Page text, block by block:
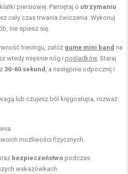
piersiowej. Pamiętaj o utrzymaniu
cały czas trwania ćwiczenia. Wykonuj
nie spiesz się.
treningu, załóż gumę mini band na
wtedy mięśnie nóg i pośladków. Staraj
30-60 sekund , a następnie odpocznij i
lub czujesz ból kręgosłupa, rozważ:
możliwości fizycznych.
bezpieczeństwo podczas
wskazówkach.